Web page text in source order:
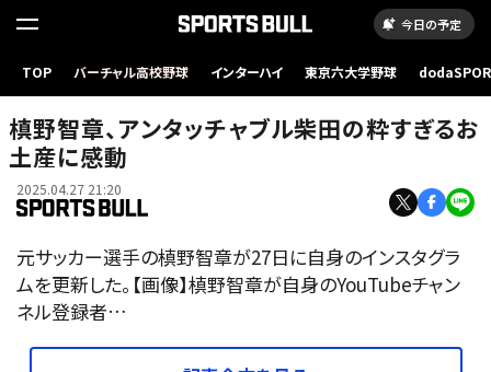
今日の予定
TOP バーチャル高校野球 インターハイ 東京六大学野球
槙野智章、アンタッチャブル柴田の粋すぎるお
土産に感動
2025.04.27 21:20
元サッカー選手の槙野智章が27日に自身のインスタグラ
ムを更新した。【画像】槙野智章が自身のYouTubeチャン
ネル登録者…